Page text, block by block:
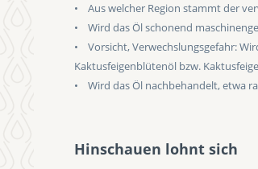
• Aus welcher Region stammt der
• Wird das Öl schonend
• Vorsicht, Verwechslungsgefahr:
Kaktusfeigenblütenöl bzw.
• Wird das Öl nachbehandelt, etwa
Hinschauen lohnt sich